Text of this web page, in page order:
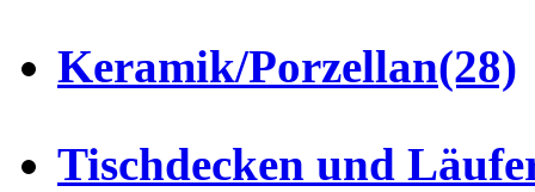
Keramik/Porzellan(28)
Tischdecken und